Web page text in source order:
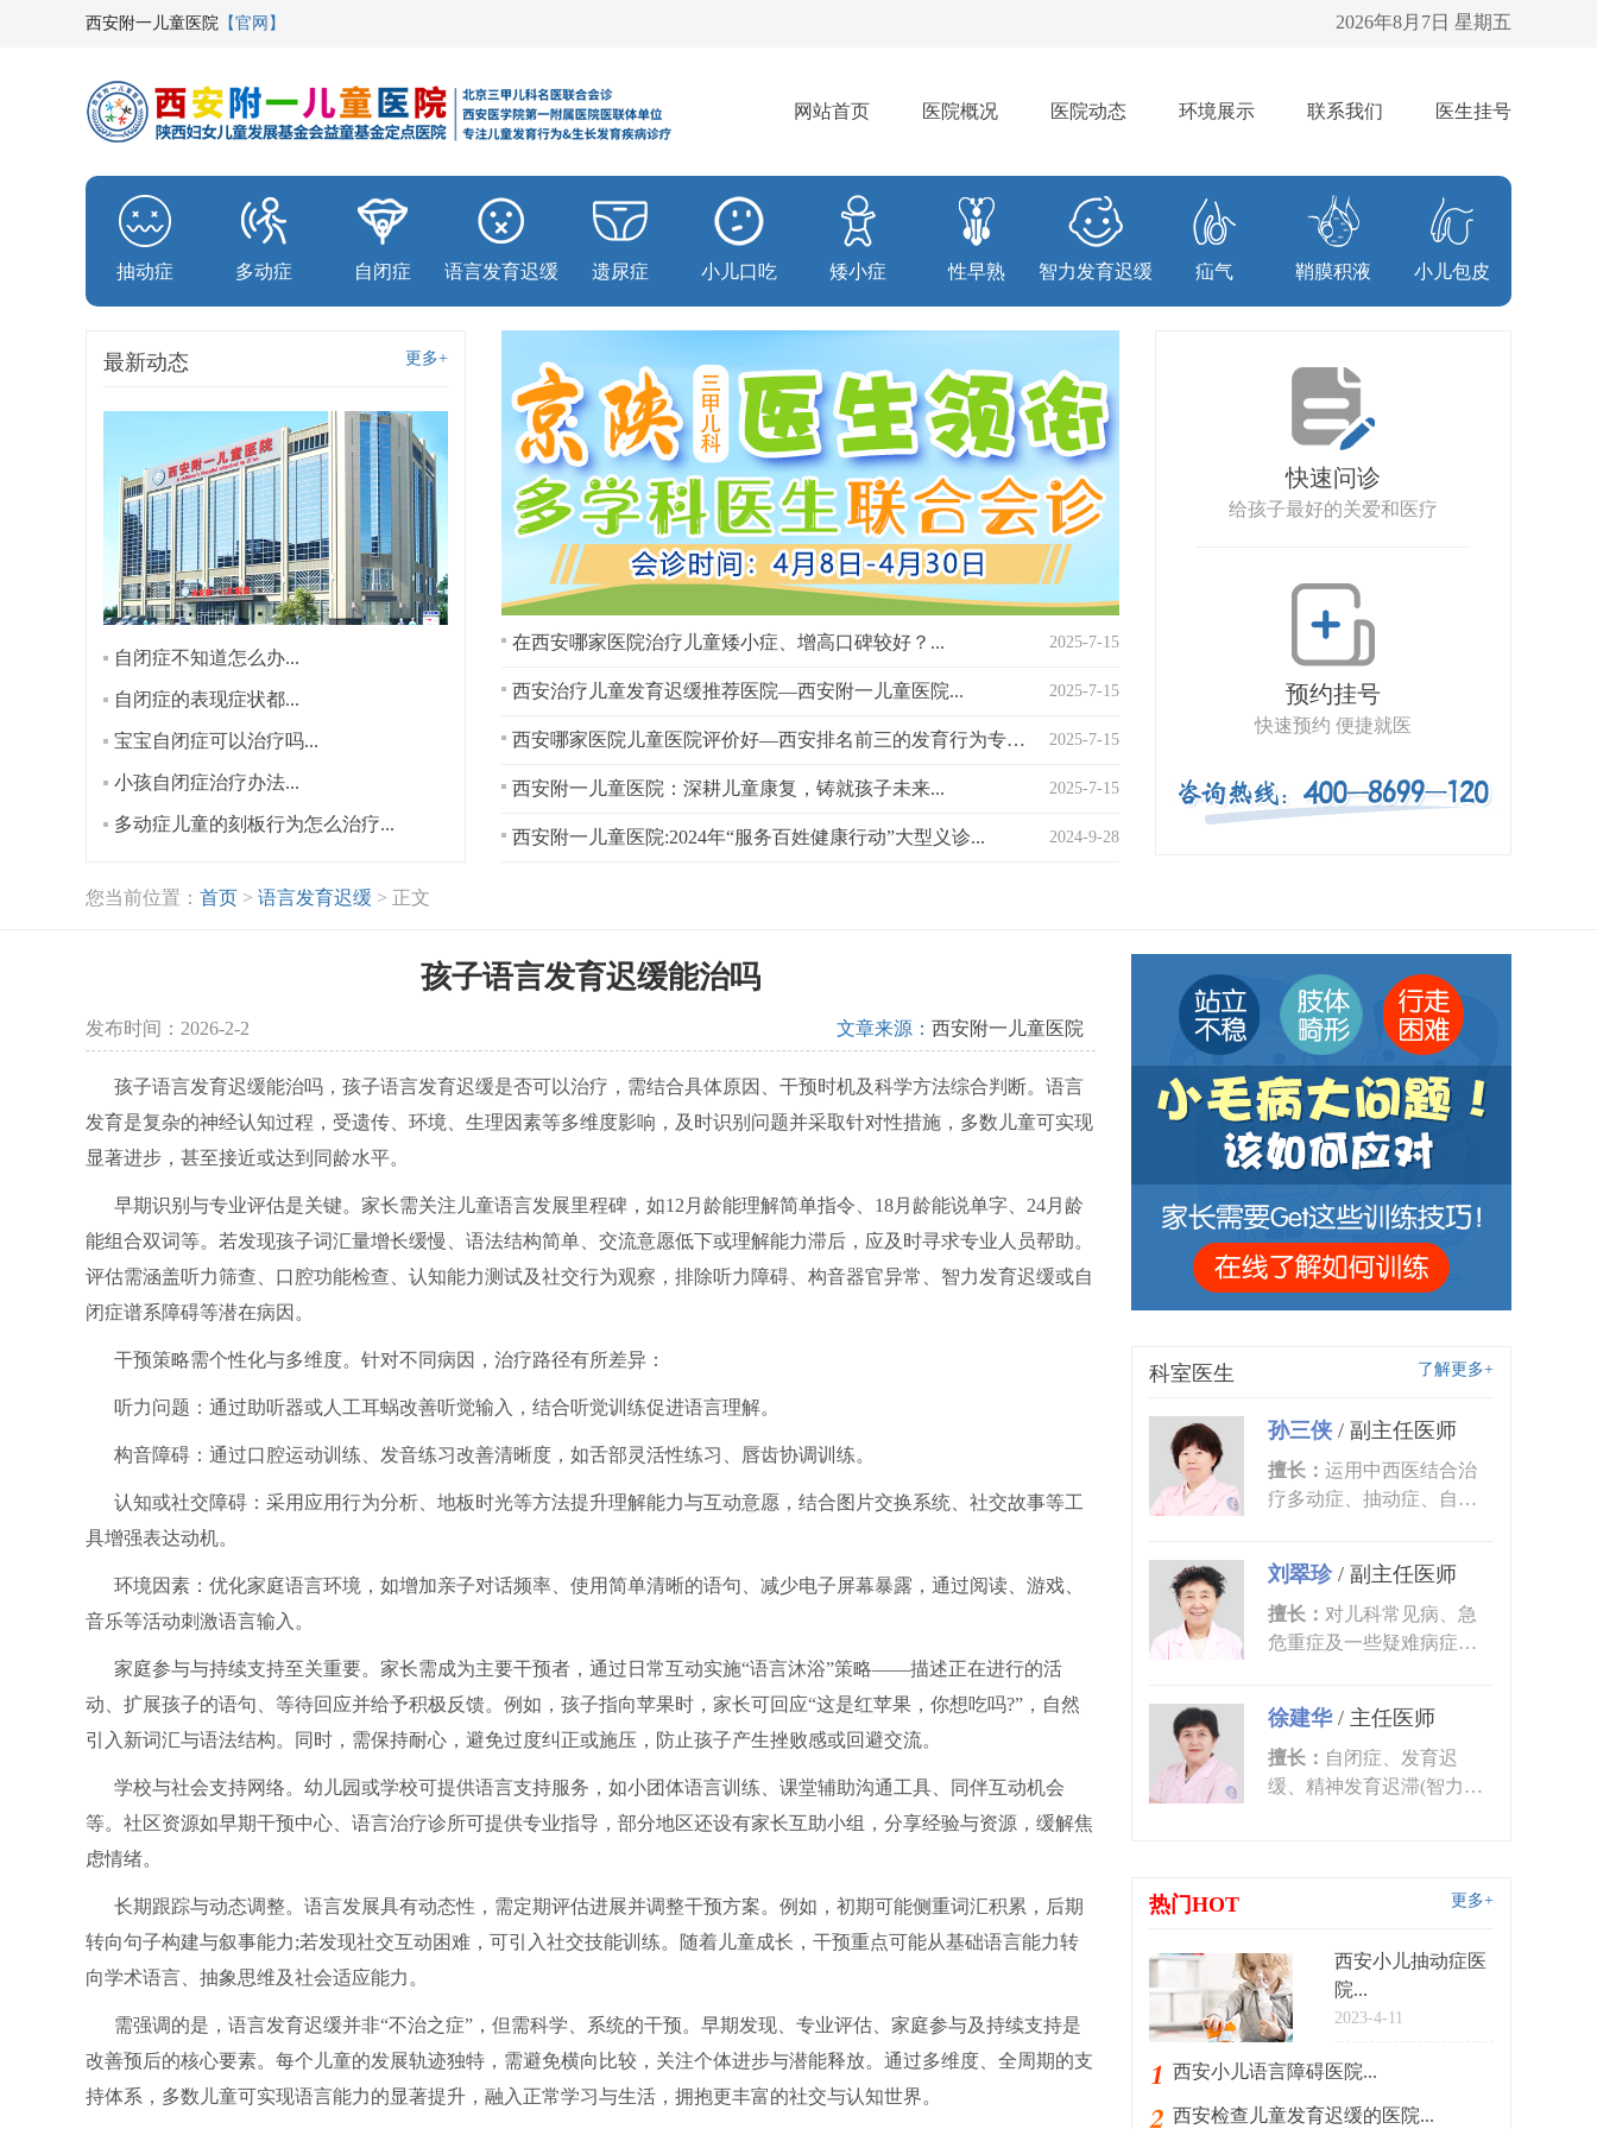
西安附一儿童医院 【官网】 2026年8月7日 星期五
网站首页 医院概况 医院动态 环境展示 联系我们 医生挂号
抽动症 多动症 自闭症 语言发育迟缓 遗尿症 小儿口吃 矮小症 性早熟 智力发育迟缓 疝气 鞘膜积液 小儿包皮
更多+
最新动态
自闭症不知道怎么办...
自闭症的表现症状都...
宝宝自闭症可以治疗吗...
小孩自闭症治疗办法...
多动症儿童的刻板行为怎么治疗...
在西安哪家医院治疗儿童矮小症、增高口碑较好？... 2025-7-15
西安治疗儿童发育迟缓推荐医院—西安附一儿童医院... 2025-7-15
西安哪家医院儿童医院评价好—西安排名前三的发育行为专科医院？... 2025-7-15
西安附一儿童医院：深耕儿童康复，铸就孩子未来... 2025-7-15
西安附一儿童医院:2024年“服务百姓健康行动”大型义诊... 2024-9-28
快速问诊
给孩子最好的关爱和医疗
预约挂号
快速预约 便捷就医
您当前位置： 首页 > 语言发育迟缓 > 正文
孩子语言发育迟缓能治吗
发布时间：2026-2-2 文章来源： 西安附一儿童医院
孩子语言发育迟缓能治吗，孩子语言发育迟缓是否可以治疗，需结合具体原因、干预时机及科学方法综合判断。语言
发育是复杂的神经认知过程，受遗传、环境、生理因素等多维度影响，及时识别问题并采取针对性措施，多数儿童可实现
显著进步，甚至接近或达到同龄水平。
早期识别与专业评估是关键。家长需关注儿童语言发展里程碑，如12月龄能理解简单指令、18月龄能说单字、24月龄
能组合双词等。若发现孩子词汇量增长缓慢、语法结构简单、交流意愿低下或理解能力滞后，应及时寻求专业人员帮助。
评估需涵盖听力筛查、口腔功能检查、认知能力测试及社交行为观察，排除听力障碍、构音器官异常、智力发育迟缓或自
闭症谱系障碍等潜在病因。
干预策略需个性化与多维度。针对不同病因，治疗路径有所差异：
听力问题：通过助听器或人工耳蜗改善听觉输入，结合听觉训练促进语言理解。
构音障碍：通过口腔运动训练、发音练习改善清晰度，如舌部灵活性练习、唇齿协调训练。
认知或社交障碍：采用应用行为分析、地板时光等方法提升理解能力与互动意愿，结合图片交换系统、社交故事等工
具增强表达动机。
环境因素：优化家庭语言环境，如增加亲子对话频率、使用简单清晰的语句、减少电子屏幕暴露，通过阅读、游戏、
音乐等活动刺激语言输入。
家庭参与与持续支持至关重要。家长需成为主要干预者，通过日常互动实施“语言沐浴”策略——描述正在进行的活
动、扩展孩子的语句、等待回应并给予积极反馈。例如，孩子指向苹果时，家长可回应“这是红苹果，你想吃吗?”，自然
引入新词汇与语法结构。同时，需保持耐心，避免过度纠正或施压，防止孩子产生挫败感或回避交流。
学校与社会支持网络。幼儿园或学校可提供语言支持服务，如小团体语言训练、课堂辅助沟通工具、同伴互动机会
等。社区资源如早期干预中心、语言治疗诊所可提供专业指导，部分地区还设有家长互助小组，分享经验与资源，缓解焦
虑情绪。
长期跟踪与动态调整。语言发展具有动态性，需定期评估进展并调整干预方案。例如，初期可能侧重词汇积累，后期
转向句子构建与叙事能力;若发现社交互动困难，可引入社交技能训练。随着儿童成长，干预重点可能从基础语言能力转
向学术语言、抽象思维及社会适应能力。
需强调的是，语言发育迟缓并非“不治之症”，但需科学、系统的干预。早期发现、专业评估、家庭参与及持续支持是
改善预后的核心要素。每个儿童的发展轨迹独特，需避免横向比较，关注个体进步与潜能释放。通过多维度、全周期的支
持体系，多数儿童可实现语言能力的显著提升，融入正常学习与生活，拥抱更丰富的社交与认知世界。
了解更多+
科室医生
孙三侠 / 副主任医师
擅长： 运用中西医结合治
疗多动症、抽动症、自闭
刘翠珍/ 副主任医师
擅长： 对儿科常见病、急
危重症及一些疑难病症的
徐建华/ 主任医师
擅长： 自闭症、发育迟
缓、精神发育迟滞(智力低
更多+
热门HOT
西安小儿抽动症医
院...
2023-4-11
西安小儿语言障碍医院...
西安检查儿童发育迟缓的医院...